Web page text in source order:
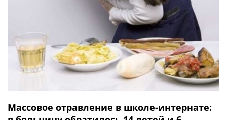
Массовое отравление в школе-интернате: